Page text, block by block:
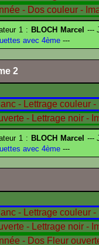
1 : BLOCH Marcel ---
avec 4ème ---
2
1 : BLOCH Marcel ---
avec 4ème ---